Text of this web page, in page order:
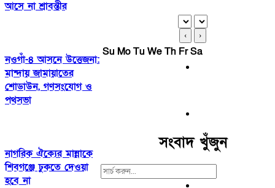
আসে না শ্রাবন্তীর
নওগাঁ-৪ আসনে উত্তেজনা:
মান্দায় জামায়াতের
শোডাউন, গণসংযোগ ও
পথসভা
নাগরিক ঐক্যের মান্নাকে
শিবগঞ্জে ঢুকতে দেওয়া
হবে না
‹ ›
Su MoTu WeTh FrSa
সংবাদ খুঁজুন
Search